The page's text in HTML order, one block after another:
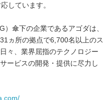
しています。
傘下の企業であるアゴダは、
ヵ所の拠点で6,700名以上のス
々、業界屈指のテクノロジー
ービスの開発・提供に尽力し